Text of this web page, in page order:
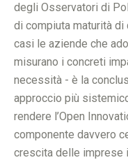
degli Osservatori di
di compiuta maturità
casi le aziende che
misurano i concreti
necessità - è la
approccio più
rendere l’Open
componente davvero
crescita delle imprese